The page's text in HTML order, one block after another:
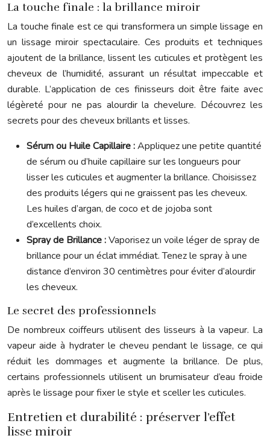
La touche finale : la brillance miroir
La touche finale est ce qui transformera un simple lissage en
un lissage miroir spectaculaire. Ces produits et techniques
ajoutent de la brillance, lissent les cuticules et protègent les
cheveux de l’humidité, assurant un résultat impeccable et
durable. L’application de ces finisseurs doit être faite avec
légèreté pour ne pas alourdir la chevelure. Découvrez les
secrets pour des cheveux brillants et lisses.
Sérum ou Huile Capillaire :Appliquez une petite quantité
de sérum ou d’huile capillaire sur les longueurs pour
lisser les cuticules et augmenter la brillance. Choisissez
des produits légers qui ne graissent pas les cheveux.
Les huiles d’argan, de coco et de jojoba sont
d’excellents choix.
Spray de Brillance :Vaporisez un voile léger de spray de
brillance pour un éclat immédiat. Tenez le spray à une
distance d’environ 30 centimètres pour éviter d’alourdir
les cheveux.
Le secret des professionnels
De nombreux coiffeurs utilisent des lisseurs à la vapeur. La
vapeur aide à hydrater le cheveu pendant le lissage, ce qui
réduit les dommages et augmente la brillance. De plus,
certains professionnels utilisent un brumisateur d’eau froide
après le lissage pour fixer le style et sceller les cuticules.
Entretien et durabilité : préserver l’effet
lisse miroir